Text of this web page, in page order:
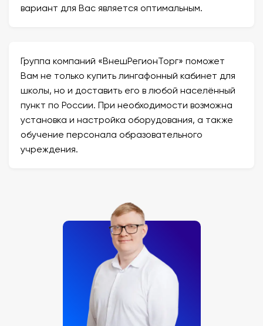
вариант для Вас является оптимальным.
Группа компаний «ВнешРегионТорг» поможет
Вам не только купить лингафонный кабинет для
школы, но и доставить его в любой населённый
пункт по России. При необходимости возможна
установка и настройка оборудования, а также
обучение персонала образовательного
учреждения.